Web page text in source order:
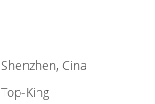
Shenzhen, Cina
Top-King